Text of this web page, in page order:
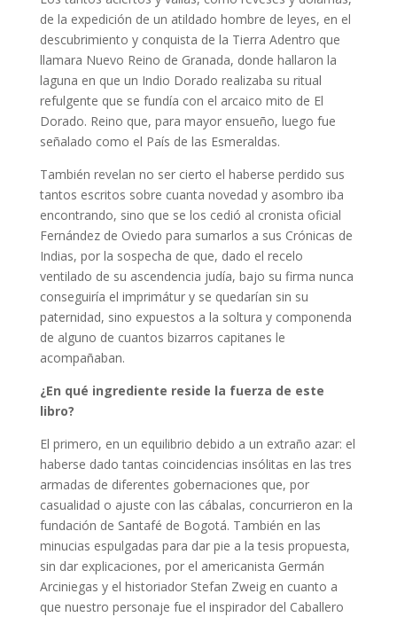
de la expedición de un atildado hombre de leyes, en el
descubrimiento y conquista de la Tierra Adentro que
llamara Nuevo Reino de Granada, donde hallaron la
laguna en que un Indio Dorado realizaba su ritual
refulgente que se fundía con el arcaico mito de El
Dorado. Reino que, para mayor ensueño, luego fue
señalado como el País de las Esmeraldas.
También revelan no ser cierto el haberse perdido sus
tantos escritos sobre cuanta novedad y asombro iba
encontrando, sino que se los cedió al cronista oficial
Fernández de Oviedo para sumarlos a sus Crónicas de
Indias, por la sospecha de que, dado el recelo
ventilado de su ascendencia judía, bajo su firma nunca
conseguiría el imprimátur y se quedarían sin su
paternidad, sino expuestos a la soltura y componenda
de alguno de cuantos bizarros capitanes le
acompañaban.
¿En qué ingrediente reside la fuerza de este
libro?
El primero, en un equilibrio debido a un extraño azar: el
haberse dado tantas coincidencias insólitas en las tres
armadas de diferentes gobernaciones que, por
casualidad o ajuste con las cábalas, concurrieron en la
fundación de Santafé de Bogotá. También en las
minucias espulgadas para dar pie a la tesis propuesta,
sin dar explicaciones, por el americanista Germán
Arciniegas y el historiador Stefan Zweig en cuanto a
que nuestro personaje fue el inspirador del Caballero